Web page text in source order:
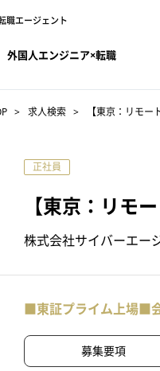
職エージェント
外国人エンジニア×転職
求人検索 【東京：リモ
正社員
【東京：リモ
株式会社サイバーエー
■東証プライム上場■
募集要項